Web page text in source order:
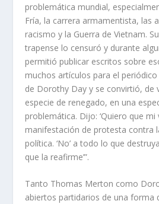
problemática mundial,
Fría, la carrera armamentista, las
racismo y la Guerra de Vietnam.
trapense lo censuró y durante
permitió publicar escritos sobre
muchos artículos para el
de Dorothy Day y se convirtió, de
especie de renegado, en una
problemática. Dijo: ‘Quiero que
manifestación de protesta contra
política. ‘No’ a todo lo que
que la reafirme’”.
Tanto Thomas Merton como
abiertos partidarios de una forma